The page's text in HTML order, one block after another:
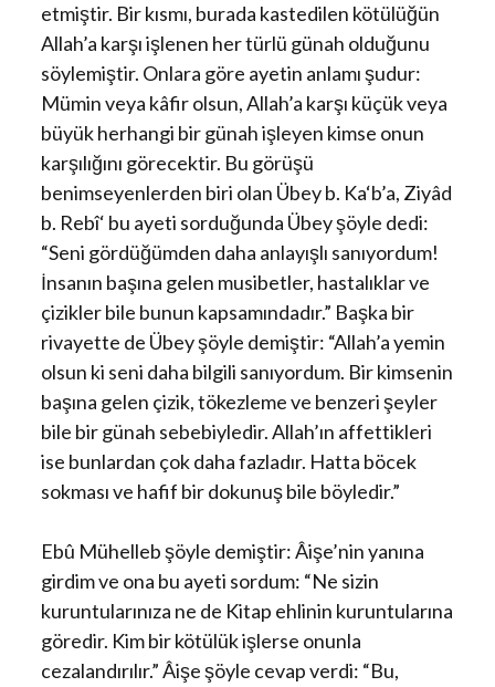
etmiştir. Bir kısmı, burada kastedilen kötülüğün
Allah’a karşı işlenen her türlü günah olduğunu
söylemiştir. Onlara göre ayetin anlamı şudur:
Mümin veya kâfir olsun, Allah’a karşı küçük veya
büyük herhangi bir günah işleyen kimse onun
karşılığını görecektir. Bu görüşü
benimseyenlerden biri olan Übey b. Ka‘b’a, Ziyâd
b. Rebî‘ bu ayeti sorduğunda Übey şöyle dedi:
“Seni gördüğümden daha anlayışlı sanıyordum!
İnsanın başına gelen musibetler, hastalıklar ve
çizikler bile bunun kapsamındadır.” Başka bir
rivayette de Übey şöyle demiştir: “Allah’a yemin
olsun ki seni daha bilgili sanıyordum. Bir kimsenin
başına gelen çizik, tökezleme ve benzeri şeyler
bile bir günah sebebiyledir. Allah’ın affettikleri
ise bunlardan çok daha fazladır. Hatta böcek
sokması ve hafif bir dokunuş bile böyledir.”
Ebû Mühelleb şöyle demiştir: Âişe’nin yanına
girdim ve ona bu ayeti sordum: “Ne sizin
kuruntularınıza ne de Kitap ehlinin kuruntularına
göredir. Kim bir kötülük işlerse onunla
cezalandırılır.” Âişe şöyle cevap verdi: “Bu,